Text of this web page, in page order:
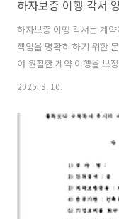
하자보증 이행 각서는 계
책임을 명확히 하기 위한
여 원활한 계약 이행을 보
간단한 작성 방법을 안내
따라 하자 발생 시 보수
2025. 3. 10.